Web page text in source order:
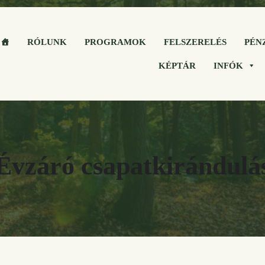
RÓLUNK PROGRAMOK FELSZERELÉS
KÉPTÁR INFÓK